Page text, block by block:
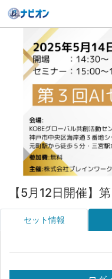
【5月12日開催】
セット情報